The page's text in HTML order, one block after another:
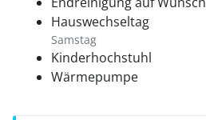
Hauswechseltag
Samstag
Kinderhochstuhl
Wärmepumpe